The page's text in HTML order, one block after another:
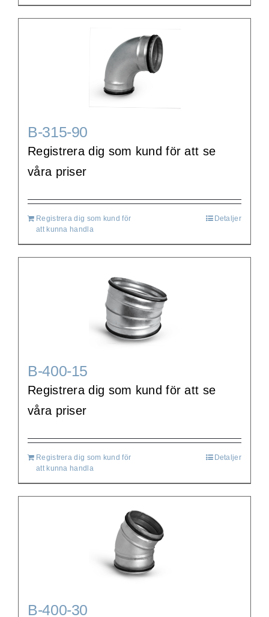
B-315-90
Registrera dig som kund för att se
våra priser
Registrera dig som kund för
att kunna handla
Detaljer
B-400-15
Registrera dig som kund för att se
våra priser
Registrera dig som kund för
att kunna handla
Detaljer
B-400-30